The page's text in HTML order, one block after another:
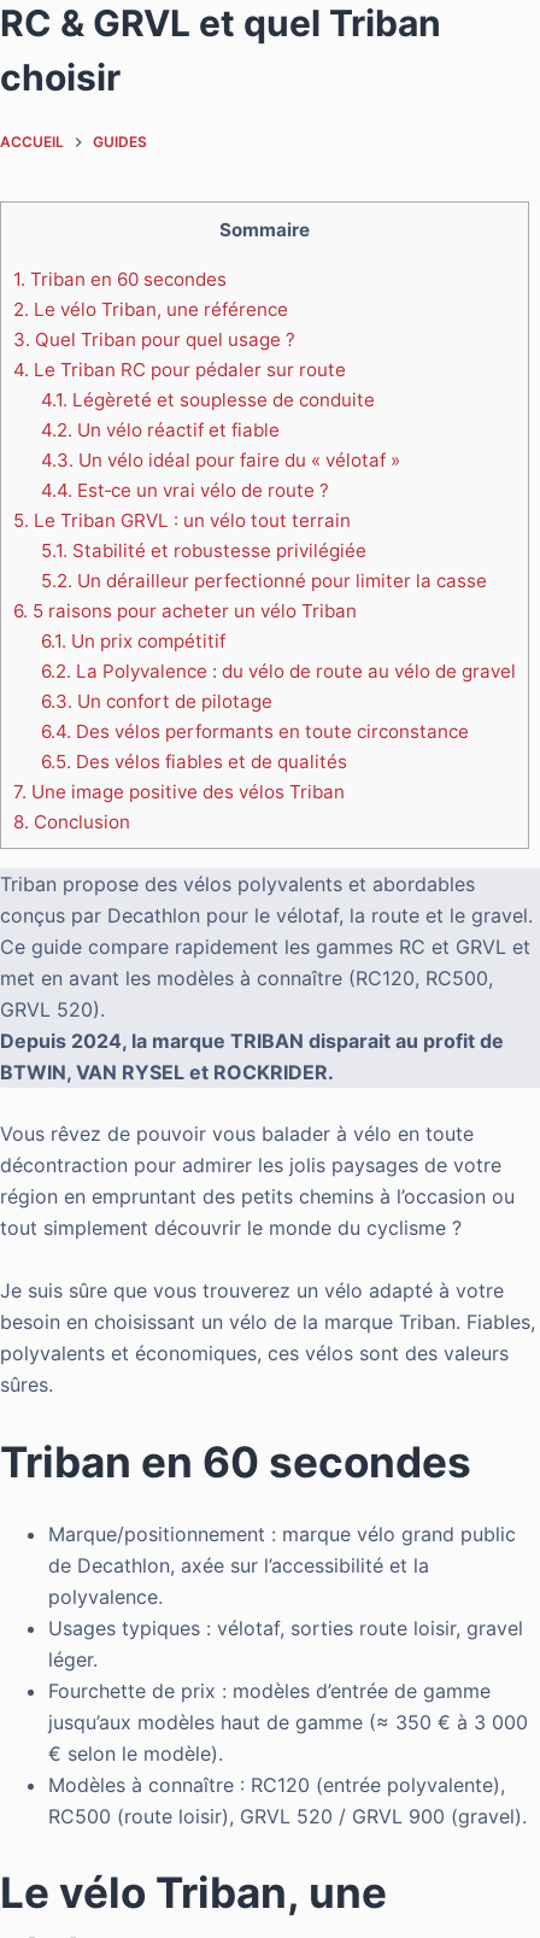
RC & GRVL et quel Triban
choisir
ACCUEIL GUIDES
Sommaire
1. Triban en 60 secondes
2. Le vélo Triban, une référence
3. Quel Triban pour quel usage ?
4. Le Triban RC pour pédaler sur route
4.1. Légèreté et souplesse de conduite
4.2. Un vélo réactif et fiable
4.3. Un vélo idéal pour faire du « vélotaf »
4.4. Est‑ce un vrai vélo de route ?
5. Le Triban GRVL : un vélo tout terrain
5.1. Stabilité et robustesse privilégiée
5.2. Un dérailleur perfectionné pour limiter la casse
6. 5 raisons pour acheter un vélo Triban
6.1. Un prix compétitif
6.2. La Polyvalence : du vélo de route au vélo de gravel
6.3. Un confort de pilotage
6.4. Des vélos performants en toute circonstance
6.5. Des vélos fiables et de qualités
7. Une image positive des vélos Triban
8. Conclusion
Triban propose des vélos polyvalents et abordables
conçus par Decathlon pour le vélotaf, la route et le gravel.
Ce guide compare rapidement les gammes RC et GRVL et
met en avant les modèles à connaître (RC120, RC500,
GRVL 520).
Depuis 2024, la marque TRIBAN disparait au profit de
BTWIN, VAN RYSEL et ROCKRIDER.
Vous rêvez de pouvoir vous balader à vélo en toute
décontraction pour admirer les jolis paysages de votre
région en empruntant des petits chemins à l’occasion ou
tout simplement découvrir le monde du cyclisme ?
Je suis sûre que vous trouverez un vélo adapté à votre
besoin en choisissant un vélo de la marque Triban. Fiables,
polyvalents et économiques, ces vélos sont des valeurs
sûres.
Triban en 60 secondes
Marque/positionnement : marque vélo grand public
de Decathlon, axée sur l’accessibilité et la
polyvalence.
Usages typiques : vélotaf, sorties route loisir, gravel
léger.
Fourchette de prix : modèles d’entrée de gamme
jusqu’aux modèles haut de gamme (≈ 350 € à 3 000
€ selon le modèle).
Modèles à connaître : RC120 (entrée polyvalente),
RC500 (route loisir), GRVL 520 / GRVL 900 (gravel).
Le vélo Triban, une